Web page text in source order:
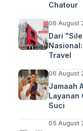
Chatour
06 August
Dari
Travel
06 August
Jamaah
Layanan
Suci
05 August